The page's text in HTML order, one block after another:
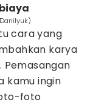
cara yang
karya
Pemasangan
kamu ingin
foto